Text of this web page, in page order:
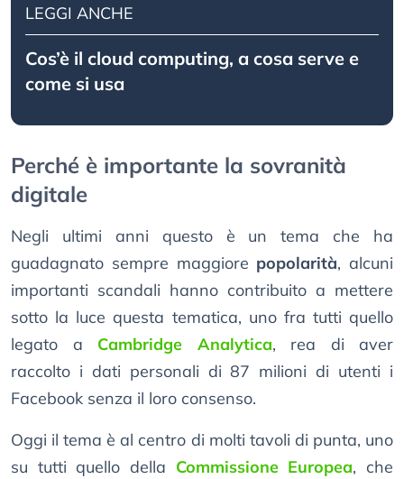
LEGGI ANCHE
Cos’è il cloud computing, a cosa serve e
come si usa
Perché è importante la sovranità
digitale
Negli ultimi anni questo è un tema che ha
guadagnato sempre maggiore popolarità, alcuni
importanti scandali hanno contribuito a mettere
sotto la luce questa tematica, uno fra tutti quello
legato a Cambridge Analytica, rea di aver
raccolto i dati personali di 87 milioni di utenti i
Facebook senza il loro consenso.
Oggi il tema è al centro di molti tavoli di punta, uno
su tutti quello della Commissione Europea, che